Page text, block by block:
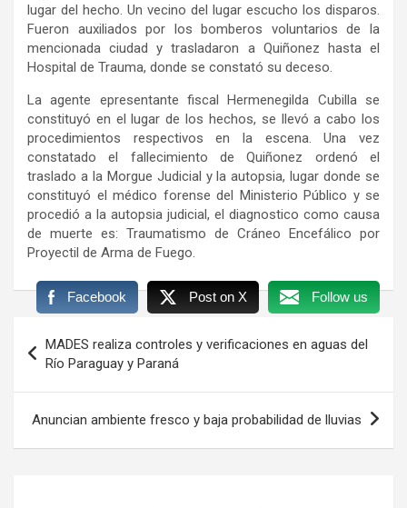
lugar del hecho. Un vecino del lugar escucho los disparos.
Fueron auxiliados por los bomberos voluntarios de la
mencionada ciudad y trasladaron a Quiñonez hasta el
Hospital de Trauma, donde se constató su deceso.
La agente epresentante fiscal Hermenegilda Cubilla se
constituyó en el lugar de los hechos, se llevó a cabo los
procedimientos respectivos en la escena. Una vez
constatado el fallecimiento de Quiñonez ordenó el
traslado a la Morgue Judicial y la autopsia, lugar donde se
constituyó el médico forense del Ministerio Público y se
procedió a la autopsia judicial, el diagnostico como causa
de muerte es: Traumatismo de Cráneo Encefálico por
Proyectil de Arma de Fuego.
Facebook Post on X Follow us
de
entradas
MADES realiza controles y verificaciones en aguas del
Río Paraguay y Paraná
Anuncian ambiente fresco y baja probabilidad de lluvias